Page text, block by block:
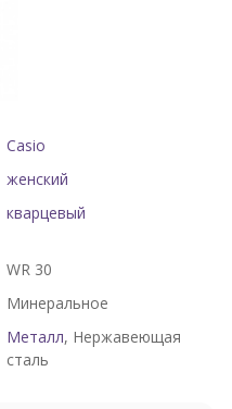
Casio
женский
кварцевый
WR 30
Минеральное
Металл, Нержавеющая
сталь